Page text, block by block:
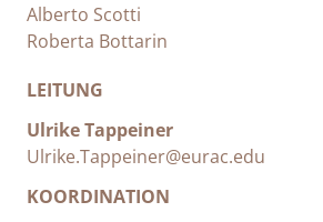
Alberto Scotti
Roberta Bottarin
LEITUNG
Ulrike Tappeiner
Ulrike.Tappeiner@eurac.edu
KOORDINATION